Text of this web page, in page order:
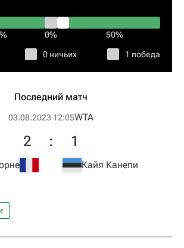
0% 50%
0 ничьих 1 победа
Последний матч
03.08.2023 12:05WTA
2 : 1
Кайя Канепи